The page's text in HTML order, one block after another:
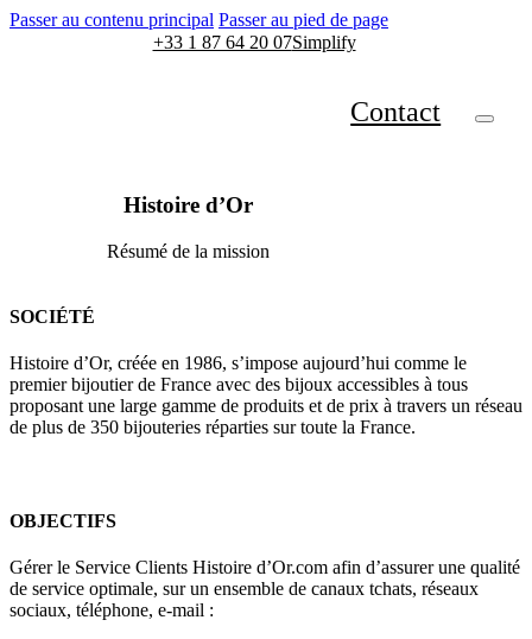
Passer au contenu principal Passer au pied de page
+33 1 87 64 20 07Simplify
Contact
Histoire d’Or
Résumé de la mission
SOCIÉTÉ
Histoire d’Or, créée en 1986, s’impose aujourd’hui comme le
premier bijoutier de France avec des bijoux accessibles à tous
proposant une large gamme de produits et de prix à travers un réseau
de plus de 350 bijouteries réparties sur toute la France.
OBJECTIFS
Gérer le Service Clients Histoire d’Or.com afin d’assurer une qualité
de service optimale, sur un ensemble de canaux tchats, réseaux
sociaux, téléphone, e-mail :